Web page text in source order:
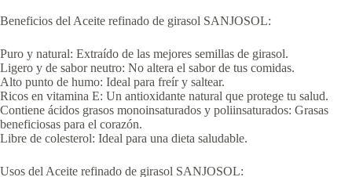
Beneficios del Aceite refinado de girasol SANJOSOL:
Puro y natural: Extraído de las mejores semillas de girasol.
Ligero y de sabor neutro: No altera el sabor de tus comidas.
Alto punto de humo: Ideal para freír y saltear.
Ricos en vitamina E: Un antioxidante natural que protege tu salud.
Contiene ácidos grasos monoinsaturados y poliinsaturados: Grasas
beneficiosas para el corazón.
Libre de colesterol: Ideal para una dieta saludable.
Usos del Aceite refinado de girasol SANJOSOL: